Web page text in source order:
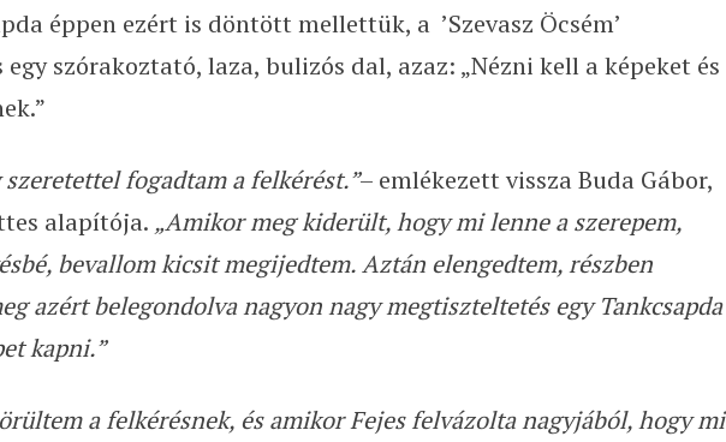
éppen ezért is döntött mellettük, a ’Szevasz Öcsém’
szórakoztató, laza, bulizós dal, azaz: „Nézni kell a képeket és
fogadtam a felkérést.”– emlékezett vissza Buda Gábor,
alapítója. „Amikor meg kiderült, hogy mi lenne a szerepem,
bevallom kicsit megijedtem. Aztán elengedtem, részben
azért belegondolva nagyon nagy megtiszteltetés egy Tankcsapda
kapni.”
a felkérésnek, és amikor Fejes felvázolta nagyjából, hogy mi